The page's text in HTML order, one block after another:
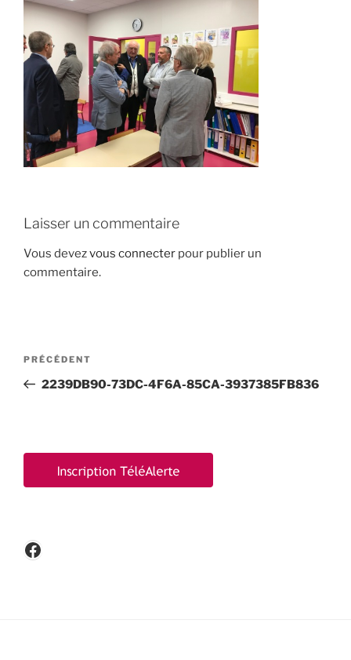
Laisser un commentaire
Vous devezvous connecter pour publier un
commentaire.
Navigation
l’article
Article
précédent
PRÉCÉDENT
2239DB90-73DC-4F6A-85CA-3937385FB836
Facebook